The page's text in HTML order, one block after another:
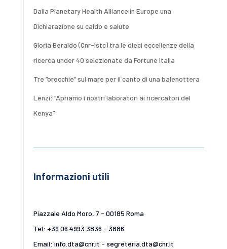
Dalla Planetary Health Alliance in Europe una
Dichiarazione su caldo e salute
Gloria Beraldo (Cnr-Istc) tra le dieci eccellenze della
ricerca under 40 selezionate da Fortune Italia
Tre “orecchie” sul mare per il canto di una balenottera
Lenzi: “Apriamo i nostri laboratori ai ricercatori del
Kenya”
Informazioni utili
Piazzale Aldo Moro, 7 - 00185 Roma
Tel: +39 06 4993 3836 - 3886
Email: info.dta@cnr.it - segreteria.dta@cnr.it